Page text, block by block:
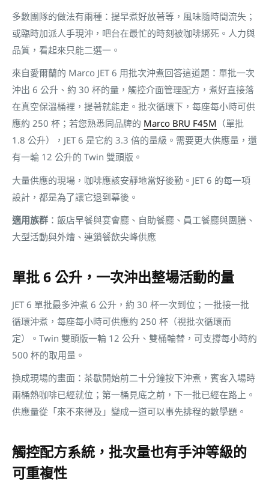
多數團隊的做法有兩種：提早煮好放著等，風味隨時間流失；
或臨時加派人手現沖，吧台在最忙的時刻被咖啡綁死。人力與
品質，看起來只能二選一。
來自愛爾蘭的 Marco JET 6 用批次沖煮回答這道題：單批一次
沖出 6 公升、約 30 杯的量，觸控介面管理配方，煮好直接落
在真空保溫桶裡，提著就能走。批次循環下，每座每小時可供
應約 250 杯；若您熟悉同品牌的 Marco BRU F45M （單批
1.8 公升），JET 6 是它約 3.3 倍的量級。需要更大供應量，還
有一輪 12 公升的 Twin 雙頭版。
大量供應的現場，咖啡應該安靜地當好後勤。JET 6 的每一項
設計，都是為了讓它退到幕後。
適用族群 ：飯店早餐與宴會廳、自助餐廳、員工餐廳與團膳、
大型活動與外燴、連鎖餐飲尖峰供應
單批 6 公升，一次沖出整場活動的量
JET 6 單批最多沖煮 6 公升，約 30 杯一次到位；一批接一批
循環沖煮，每座每小時可供應約 250 杯（視批次循環而
定）。Twin 雙頭版一輪 12 公升、雙桶輪替，可支撐每小時約
500 杯的取用量。
換成現場的畫面：茶歇開始前二十分鐘按下沖煮，賓客入場時
兩桶熱咖啡已經就位；第一桶見底之前，下一批已經在路上。
供應量從「來不來得及」變成一道可以事先排程的數學題。
觸控配方系統，批次量也有手沖等級的
可重複性